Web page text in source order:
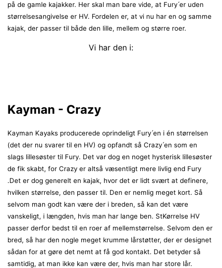
på de gamle kajakker. Her skal man bare vide, at Fury ́er uden
størrelsesangivelse er HV. Fordelen er, at vi nu har en og samme
kajak, der passer til både den lille, mellem og større roer.
Vi har den i:
Kayman - Crazy
Kayman Kayaks producerede oprindeligt Fury ́en i én størrelsen
(det der nu svarer til en HV) og opfandt så Crazy ́en som en
slags lillesøster til Fury. Det var dog en noget hysterisk lillesøster
de fik skabt, for Crazy er altså væsentligt mere livlig end Fury
.Det er dog generelt en kajak, hvor det er lidt svært at definere,
hvilken størrelse, den passer til. Den er nemlig meget kort. Så
selvom man godt kan være der i breden, så kan det være
vanskeligt, i længden, hvis man har lange ben. StKørrelse HV
passer derfor bedst til en roer af mellemstørrelse. Selvom den er
bred, så har den nogle meget krumme lårstøtter, der er designet
sådan for at gøre det nemt at få god kontakt. Det betyder så
samtidig, at man ikke kan være der, hvis man har store lår.